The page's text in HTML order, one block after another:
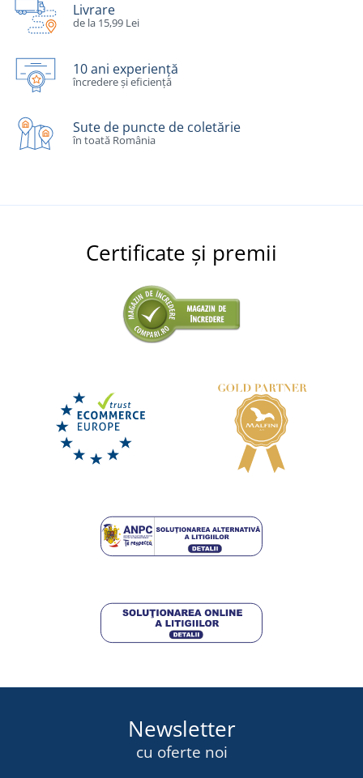
Livrare
de la 15,99 Lei
10 ani experiență
încredere și eficiență
Sute de puncte de coletărie
în toată România
Certificate și premii
Newsletter
cu oferte noi